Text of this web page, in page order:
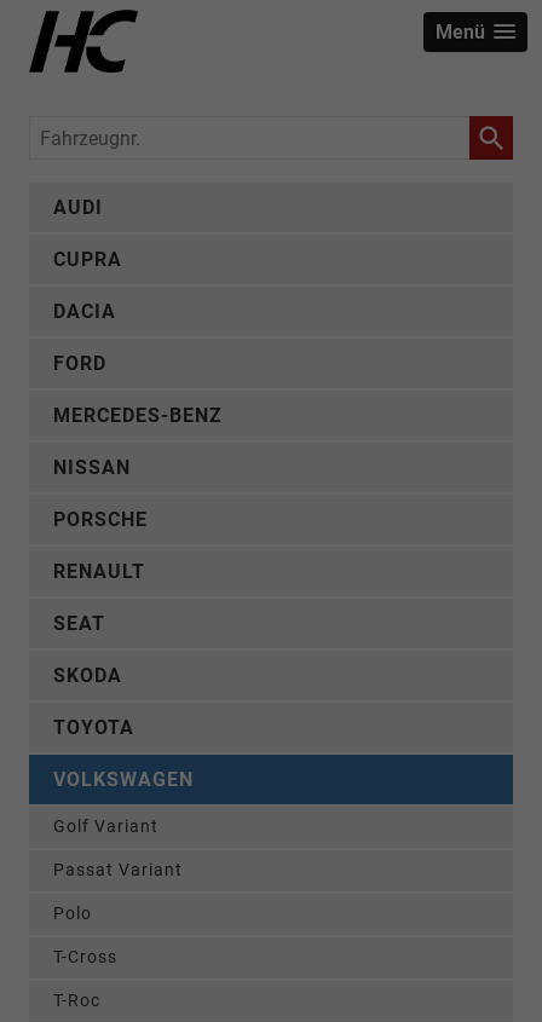
Menü
Fahrzeugnr.
AUDI
CUPRA
DACIA
FORD
MERCEDES-BENZ
NISSAN
PORSCHE
RENAULT
SEAT
SKODA
TOYOTA
VOLKSWAGEN
Golf Variant
Passat Variant
Polo
T-Cross
T-Roc